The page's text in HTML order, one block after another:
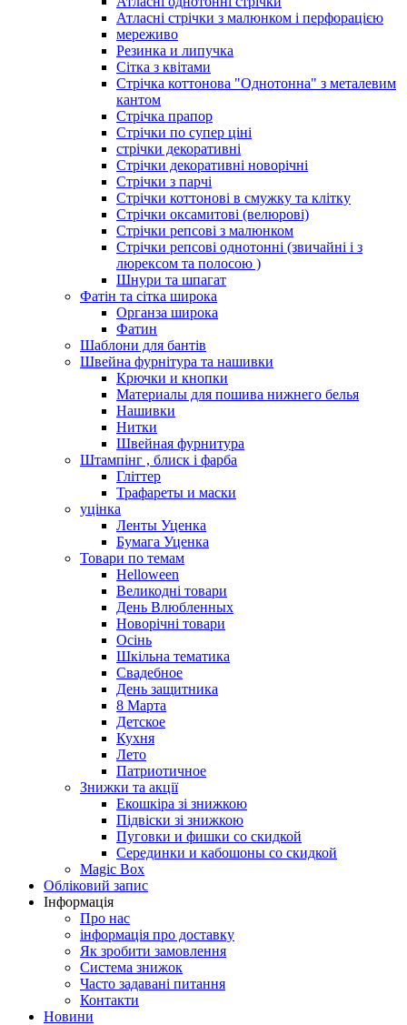
Атласні стрічки з малюнком і перфорацією
мереживо
Резинка и липучка
Сітка з квітами
Стрічка коттонова "Однотонна" з металевим
кантом
Стрічка прапор
Стрічки по супер ціні
стрічки декоративні
Стрічки декоративні новорічні
Стрічки з парчі
Стрічки коттонові в смужку та клітку
Стрічки оксамитові (велюрові)
Стрічки репсові з малюнком
Стрічки репсові однотонні (звичайні і з
люрексом та полосою )
Шнури та шпагат
Фатін та сітка широка
Органза широка
Фатин
Шаблони для бантів
Швейна фурнітура та нашивки
Крючки и кнопки
Материалы для пошива нижнего белья
Нашивки
Нитки
Швейная фурнитура
Штампінг , блиск і фарба
Гліттер
Трафареты и маски
уцінка
Ленты Уценка
Бумага Уценка
Товари по темам
Helloween
Великодні товари
День Влюбленных
Новорічні товари
Осінь
Шкільна тематика
Свадебное
День защитника
8 Марта
Детское
Кухня
Лето
Патриотичное
Знижки та акції
Екошкіра зі знижкою
Підвіски зі знижкою
Пуговки и фишки со скидкой
Серединки и кабошоны со скидкой
Magic Box
Обліковий запис
Інформація
Про нас
інформація про доставку
Як зробити замовлення
Система знижок
Часто задавані питання
Контакти
Новини